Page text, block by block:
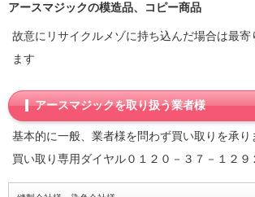
アースマジックの模造品、コピー商品
故意にリサイクルメゾに持ち込んだ場合は最寄
ます
アースマジックを取り扱う業者様
基本的に一般、業者様を問わず買い取りを承り
買い取り専用ダイヤル０１２０－３７－１２９